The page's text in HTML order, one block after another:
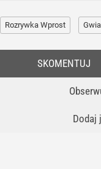
Rozrywka Wprost
Dodaj
SKOMENTUJ